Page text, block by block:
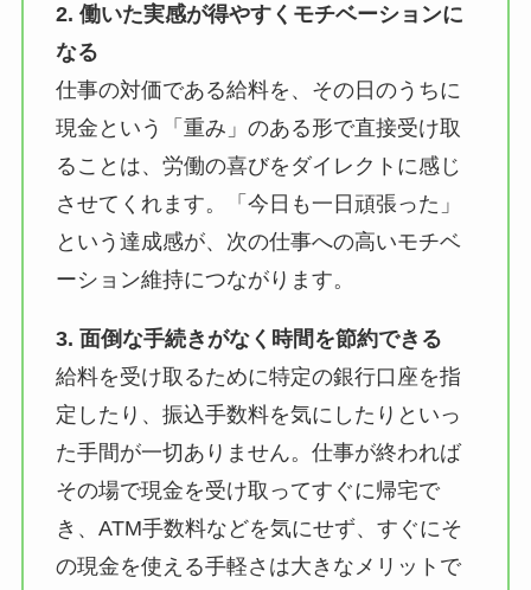
2. 働いた実感が得やすくモチベーションに
なる
仕事の対価である給料を、その日のうちに
現金という「重み」のある形で直接受け取
ることは、労働の喜びをダイレクトに感じ
させてくれます。「今日も一日頑張った」
という達成感が、次の仕事への高いモチベ
ーション維持につながります。
3. 面倒な手続きがなく時間を節約できる
給料を受け取るために特定の銀行口座を指
定したり、振込手数料を気にしたりといっ
た手間が一切ありません。仕事が終われば
その場で現金を受け取ってすぐに帰宅で
き、ATM手数料などを気にせず、すぐにそ
の現金を使える手軽さは大きなメリットで